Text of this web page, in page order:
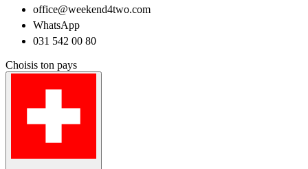
office@weekend4two.com
WhatsApp
031 542 00 80
Choisis ton pays